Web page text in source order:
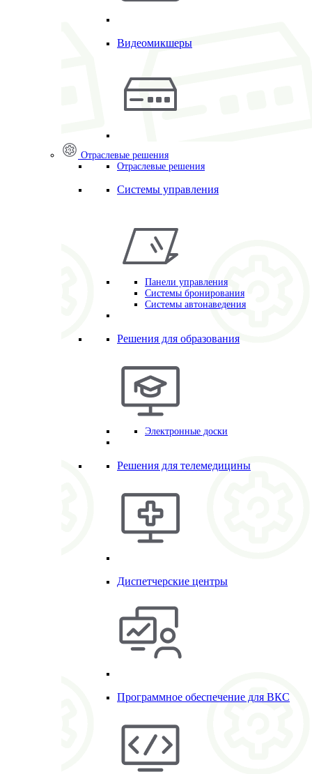
Видеомикшеры
Отраслевые решения
Отраслевые решения
Системы управления
Панели управления
Системы бронирования
Системы автонаведения
Решения для образования
Электронные доски
Решения для телемедицины
Диспетчерские центры
Программное обеспечение для ВКС